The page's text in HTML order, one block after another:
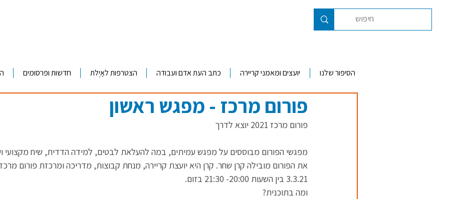
הסיפור שלנו יועצים ומאמני קריירה כתב העת אדם ועבודה הצטרפות לאַיֶלת חדשות ופרסומים
פורום מרכז - מפגש ראשון
פורום מרכז 2021 יוצא לדרך
מפגשי הפורום מבוססים על מפגש עמיתים, במה להעלאת לבטים, למידה הדדית, שיח מקצועי
את הפורום מובילה קרן שחר. קרן היא יועצת קריירה, מנחת קבוצות, מדריכה ומרכזת פורום
3.3.21 בין השעות 20:00- 21:30 בזום.
ומה בתוכנית?